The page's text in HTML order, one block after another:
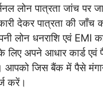
लोन पात्रता जांच पर
देकर पात्रता की जाँच
लोन धनराशि एवं EMI
अपने आधार कार्ड एवं
आपको जिस बैंक में पैसे
करें।